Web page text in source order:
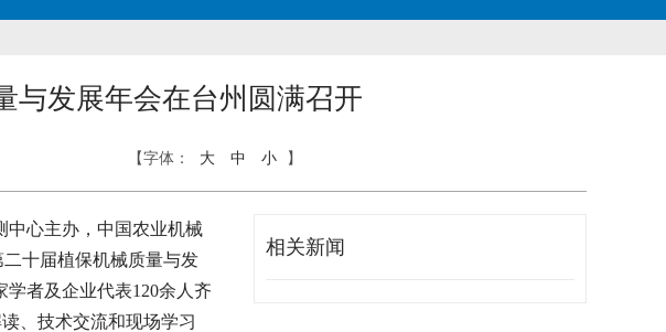
与发展年会在台州圆满召开
【字体： 大 中 小 】
中心‌主办，‌中国农业机械
十届植保机械质量与发
者及企业代表120余人齐
、技术交流和现场学习
相关新闻